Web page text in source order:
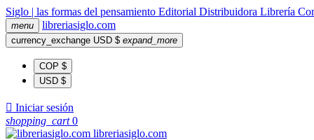
Siglo | las formas del pensamiento Editorial Distribuidora Librería
menu libreriasiglo.com
currency_exchange USD $ expand_more
COP $
USD $
 Iniciar sesión
shopping_cart 0
libreriasiglo.com